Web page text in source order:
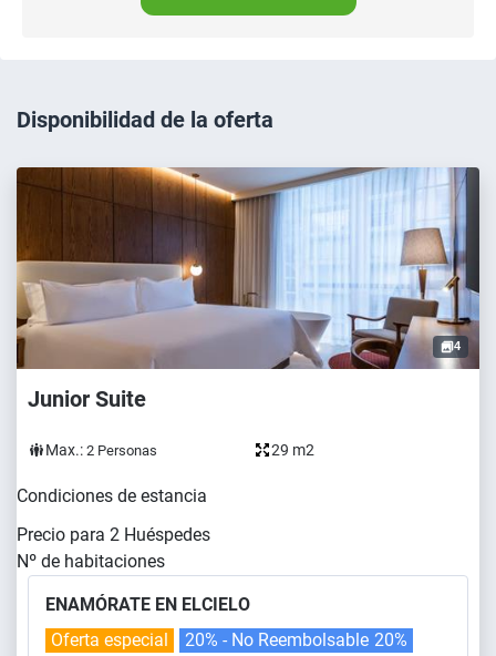
Disponibilidad de la oferta
4
Junior Suite
Max.: 2 Personas 29 m2
Condiciones de estancia
Precio para 2 Huéspedes
Nº de habitaciones
ENAMÓRATE EN ELCIELO
Oferta especial 20% - No Reembolsable 20%